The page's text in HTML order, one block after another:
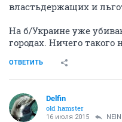
властьдержащих и
На б/Украине уже
городах. Ничего
ОТВЕТИТЬ
Delfin
old hamster
16 июля 2015